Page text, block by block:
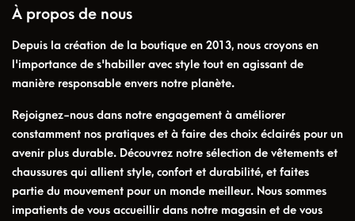
À propos de nous
Depuis la création de la boutique en 2013, nous croyons en
l'importance de s'habiller avec style tout en agissant de
manière responsable envers notre planète.
Rejoignez-nous dans notre engagement à améliorer
constamment nos pratiques et à faire des choix éclairés pour un
avenir plus durable. Découvrez notre sélection de vêtements et
chaussures qui allient style, confort et durabilité, et faites
partie du mouvement pour un monde meilleur. Nous sommes
impatients de vous accueillir dans notre magasin et de vous